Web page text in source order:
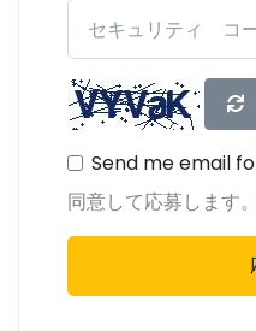
Send me email
同意して応募します。